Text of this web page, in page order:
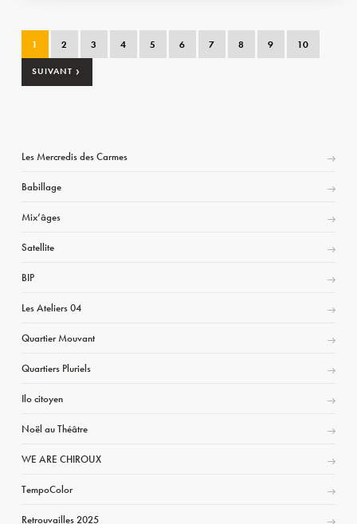
1 2 3 4 5 6 7 8 9 10
SUIVANT ›
Les Mercredis des Carmes
Babillage
Mix’âges
Satellite
BIP
Les Ateliers 04
Quartier Mouvant
Quartiers Pluriels
Ilo citoyen
Noël au Théâtre
WE ARE CHIROUX
TempoColor
Retrouvailles 2025